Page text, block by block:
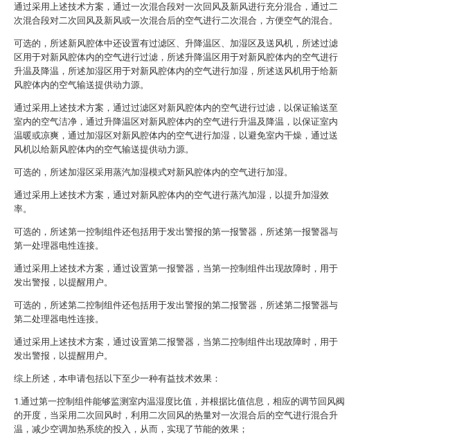
通过采用上述技术方案，通过一次混合段对一次回风及新风进行充分混合，通过二
次混合段对二次回风及新风或一次混合后的空气进行二次混合，方便空气的混合。
可选的，所述新风腔体中还设置有过滤区、升降温区、加湿区及送风机，所述过滤
区用于对新风腔体内的空气进行过滤，所述升降温区用于对新风腔体内的空气进行
升温及降温，所述加湿区用于对新风腔体内的空气进行加湿，所述送风机用于给新
风腔体内的空气输送提供动力源。
通过采用上述技术方案，通过过滤区对新风腔体内的空气进行过滤，以保证输送至
室内的空气洁净，通过升降温区对新风腔体内的空气进行升温及降温，以保证室内
温暖或凉爽，通过加湿区对新风腔体内的空气进行加湿，以避免室内干燥，通过送
风机以给新风腔体内的空气输送提供动力源。
可选的，所述加湿区采用蒸汽加湿模式对新风腔体内的空气进行加湿。
通过采用上述技术方案，通过对新风腔体内的空气进行蒸汽加湿，以提升加湿效
率。
可选的，所述第一控制组件还包括用于发出警报的第一报警器，所述第一报警器与
第一处理器电性连接。
通过采用上述技术方案，通过设置第一报警器，当第一控制组件出现故障时，用于
发出警报，以提醒用户。
可选的，所述第二控制组件还包括用于发出警报的第二报警器，所述第二报警器与
第二处理器电性连接。
通过采用上述技术方案，通过设置第二报警器，当第二控制组件出现故障时，用于
发出警报，以提醒用户。
综上所述，本申请包括以下至少一种有益技术效果：
1.通过第一控制组件能够监测室内温湿度比值，并根据比值信息，相应的调节回风阀
的开度，当采用二次回风时，利用二次回风的热量对一次混合后的空气进行混合升
温，减少空调加热系统的投入，从而，实现了节能的效果；